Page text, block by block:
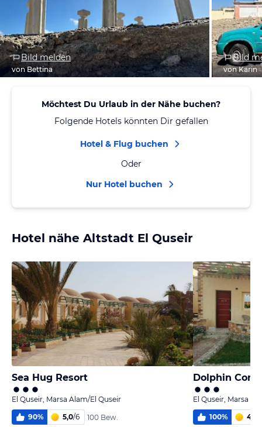
Bild melden
von Bettina
Bild
von Karin
Möchtest Du Urlaub in der Nähe buchen?
Folgende Hotels könnten Dir gefallen
Hotel & Flug buchen
Oder
Nur Hotel buchen
Hotel nähe Altstadt El Quseir
Sea Hug Resort
El Quseir, Marsa Alam/El Quseir
90% 5,0/6 100 Bew.
Dolphin
El Quseir, Marsa
100% 4,9